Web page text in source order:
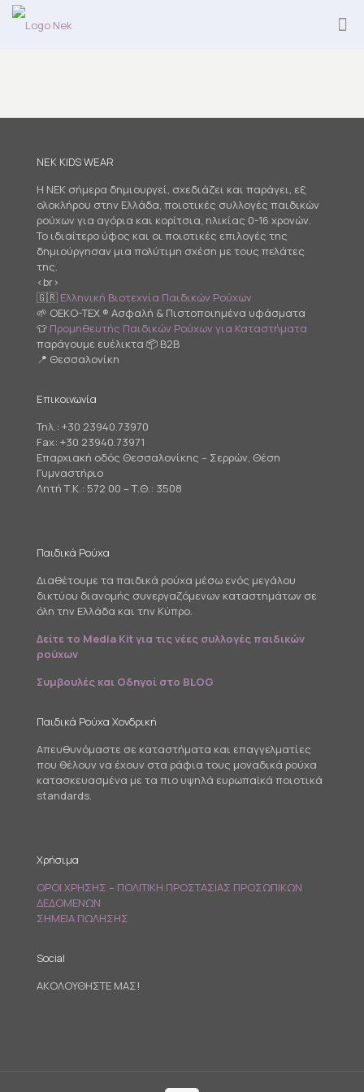
NEK KIDS WEAR
Η NEK σήμερα δημιουργεί, σχεδιάζει και παράγει, εξ
ολοκλήρου στην Ελλάδα, ποιοτικές συλλογές παιδικών
ρούχων για αγόρια και κορίτσια, ηλικίας 0-16 χρονών.
Το ιδιαίτερο ύφος και οι ποιοτικές επιλογές της
δημιούργησαν μια πολύτιμη σχέση με τους πελάτες
της.
<br>
🇬🇷 Ελληνική Βιοτεχνία Παιδικών Ρούχων
🌱 OEKO-TEX ® Ασφαλή & Πιστοποιημένα υφάσματα
👕 Προμηθευτής Παιδικών Ρούχων για Καταστήματα
παράγουμε ευέλικτα 📦 B2B
📍 Θεσσαλονίκη
Επικοινωνία
Τηλ.: +30 23940.73970
Fax: +30 23940.73971
Επαρχιακή οδός Θεσσαλονίκης – Σερρών, Θέση
Γυμναστήριο
Λητή Τ.Κ.: 572 00 – Τ.Θ.: 3508
Παιδικά Ρούχα
Διαθέτουμε τα παιδικά ρούχα μέσω ενός μεγάλου
δικτύου διανομής συνεργαζόμενων καταστημάτων σε
όλη την Ελλάδα και την Κύπρο.
Δείτε το Media Kit για τις νέες συλλογές παιδικών
ρούχων
Συμβουλές και Οδηγοί στο BLOG
Παιδικά Ρούχα Χονδρική
Απευθυνόμαστε σε καταστήματα και επαγγελματίες
που θέλουν να έχουν στα ράφια τους μοναδικά ρούχα
κατασκευασμένα με τα πιο υψηλά ευρωπαϊκά ποιοτικά
standards.
Χρήσιμα
ΟΡΟΙ ΧΡΗΣΗΣ – ΠΟΛΙΤΙΚΗ ΠΡΟΣΤΑΣΙΑΣ ΠΡΟΣΩΠΙΚΩΝ
ΔΕΔΟΜΕΝΩΝ
ΣΗΜΕΙΑ ΠΩΛΗΣΗΣ
Social
ΑΚΟΛΟΥΘΗΣΤΕ ΜΑΣ!